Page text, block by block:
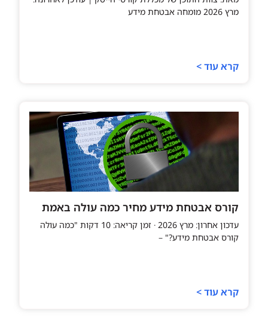
מרץ 2026 מומחה אבטחת מידע
קרא עוד >
קורס אבטחת מידע מחיר כמה עולה באמת
עדכון אחרון: מרץ 2026 · זמן קריאה: 10 דקות "כמה עולה
קורס אבטחת מידע?" –
קרא עוד >